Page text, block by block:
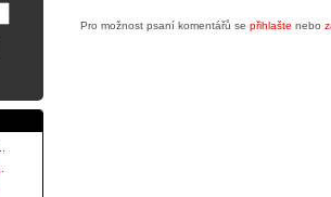
Pro možnost psaní komentářů se přihlašte nebo